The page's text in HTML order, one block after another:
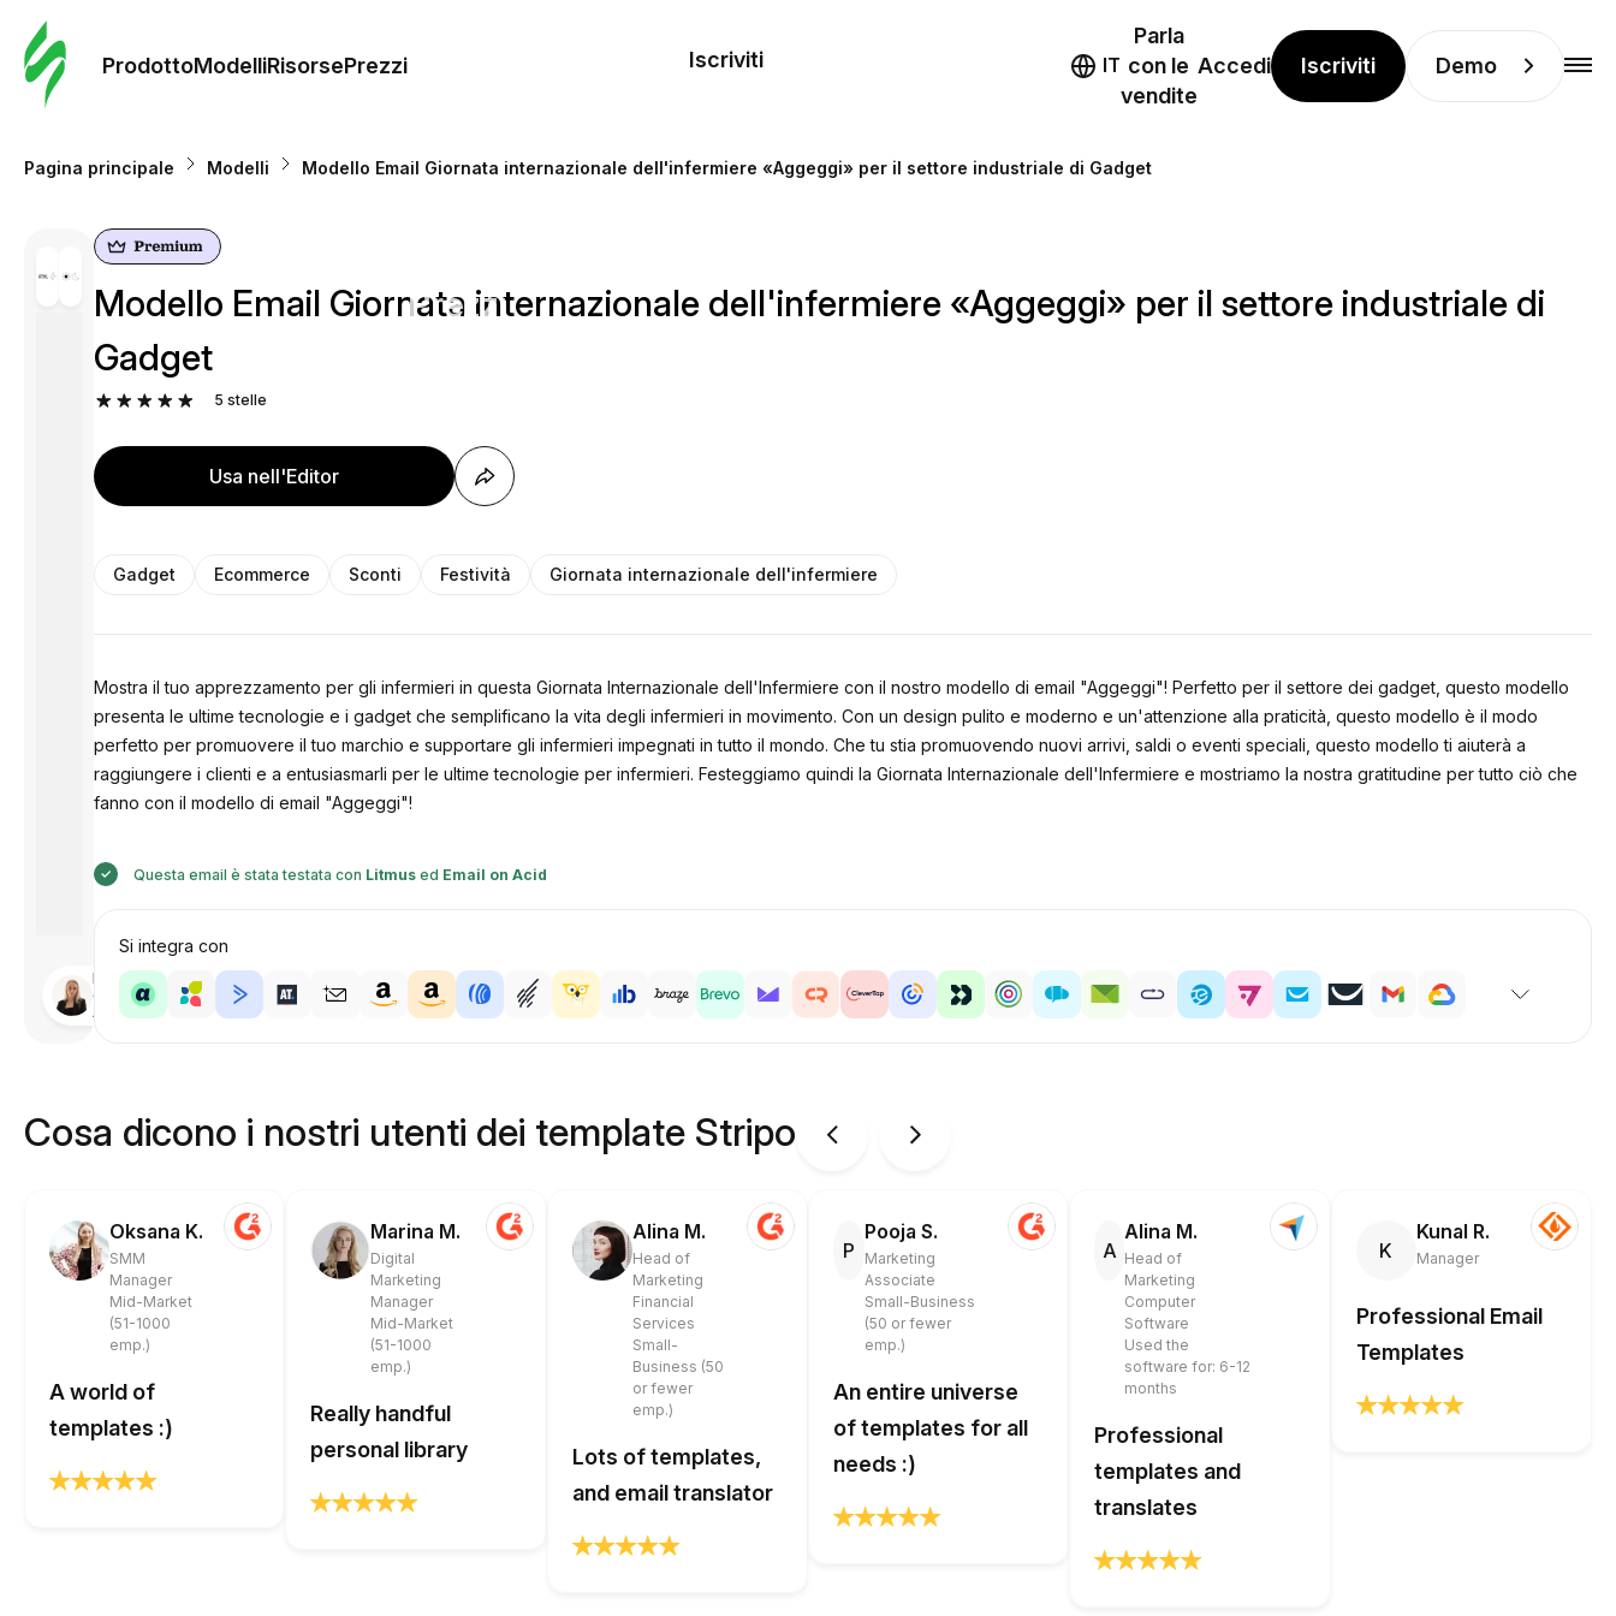
ProdottoModelliRisorsePrezzi
Prezzi
Iscriviti IT
Parla
con le
vendite
Accedi Iscriviti Demo
Pagina principale Modelli Modello Email Giornata internazionale dell'infermiere «Aggeggi» per il settore industriale di Gadget
Progettato
da
Anastasiia
Modello Email Giornata internazionale dell'infermiere «Aggeggi» per il settore industriale di
Gadget
5 stelle
Usa nell'Editor
Gadget Ecommerce Sconti Festività Giornata internazionale dell'infermiere
Mostra il tuo apprezzamento per gli infermieri in questa Giornata Internazionale dell'Infermiere con il nostro modello di email "Aggeggi"! Perfetto per il settore dei gadget, questo modello
presenta le ultime tecnologie e i gadget che semplificano la vita degli infermieri in movimento. Con un design pulito e moderno e un'attenzione alla praticità, questo modello è il modo
perfetto per promuovere il tuo marchio e supportare gli infermieri impegnati in tutto il mondo. Che tu stia promuovendo nuovi arrivi, saldi o eventi speciali, questo modello ti aiuterà a
raggiungere i clienti e a entusiasmarli per le ultime tecnologie per infermieri. Festeggiamo quindi la Giornata Internazionale dell'Infermiere e mostriamo la nostra gratitudine per tutto ciò che
fanno con il modello di email "Aggeggi"!
Questa email è stata testata con Litmus ed Email on Acid
Si integra con
Cosa dicono i nostri utenti dei template Stripo
Oksana K.
SMM
Manager
Mid-Market
(51-1000
emp.)
A world of
templates :)
Marina M.
Digital
Marketing
Manager
Mid-Market
(51-1000
emp.)
Really handful
personal library
Alina M.
Head of
Marketing
Financial
Services
Small-
Business (50
or fewer
emp.)
Lots of templates,
and email translator
P
Pooja S.
Marketing
Associate
Small-Business
(50 or fewer
emp.)
An entire universe
of templates for all
needs :)
A
Alina M.
Head of
Marketing
Computer
Software
Used the
software for: 6-12
months
Professional
templates and
translates
K
Kunal R.
Manager
Professional Email
Templates